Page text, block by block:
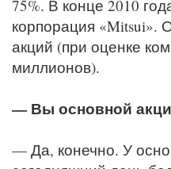
75%. В конце 2010
корпорация «Mitsui».
акций (при оценке
миллионов).
— Вы основной
— Да, конечно. У